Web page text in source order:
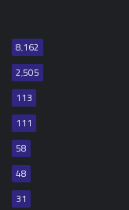
8٬162
2٬505
113
111
58
48
31